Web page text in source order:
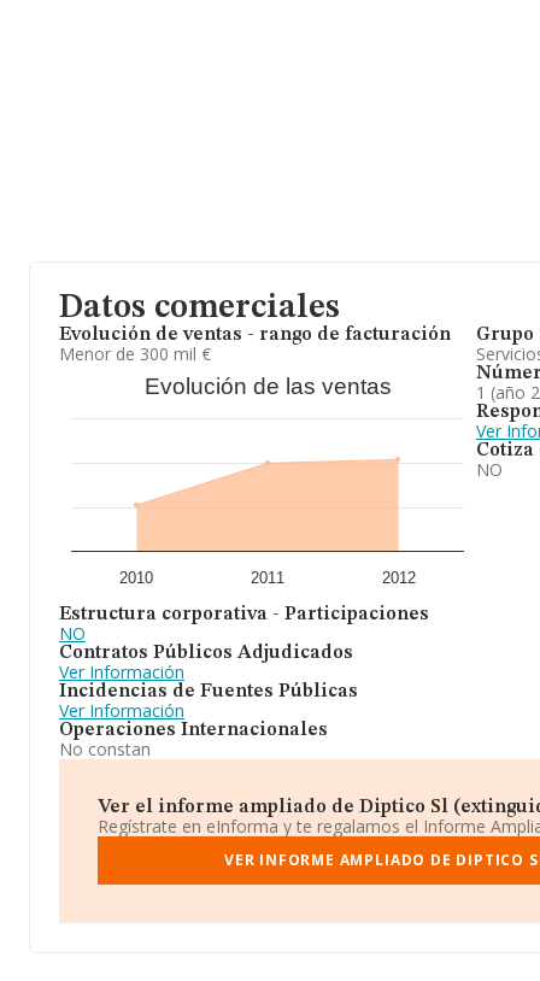
Datos comerciales
Evolución de ventas - rango de facturación
Menor de 300 mil €
Evolución de las ventas
2010 2011 2012
Estructura corporativa - Participaciones
NO
Contratos Públicos Adjudicados
Ver Información
Incidencias de Fuentes Públicas
Ver Información
Operaciones Internacionales
No constan
Grupo
1 (año
Ver
Cotiza
NO
Ver el informe ampliado de Diptico Sl
Regístrate en eInforma y te regalamos el Informe
VER INFORME AMPLIADO DE DIPTICO